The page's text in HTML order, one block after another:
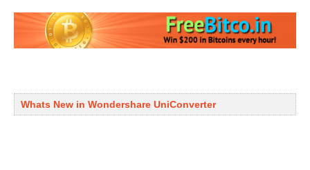
Whats New in Wondershare UniConverter